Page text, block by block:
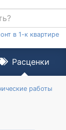
в 1-к квартире
Расценки
работы